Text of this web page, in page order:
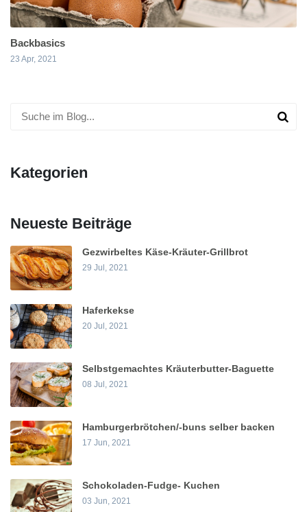
Backbasics
23 Apr, 2021
Kategorien
Neueste Beiträge
Gezwirbeltes Käse-Kräuter-Grillbrot
29 Jul, 2021
Haferkekse
20 Jul, 2021
Selbstgemachtes Kräuterbutter-Baguette
08 Jul, 2021
Hamburgerbrötchen/-buns selber backen
17 Jun, 2021
Schokoladen-Fudge- Kuchen
03 Jun, 2021